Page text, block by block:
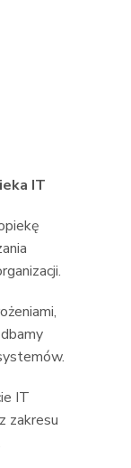
IT
IT
zakresu